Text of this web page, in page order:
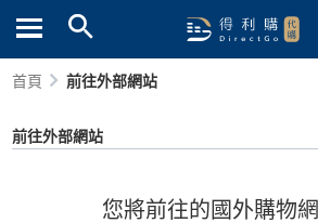
首頁 前往外部網站
前往外部網站
您將前往的國外購物網